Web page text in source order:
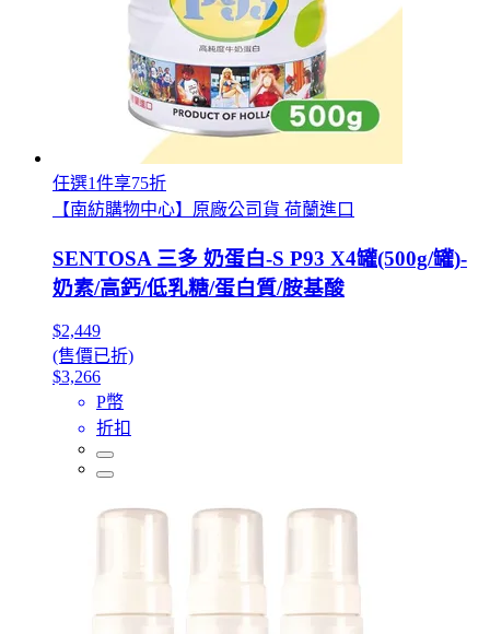
任選1件享75折
【南紡購物中心】原廠公司貨 荷蘭進口
SENTOSA 三多 奶蛋白-S P93 X4罐(500g/罐)-
奶素/高鈣/低乳糖/蛋白質/胺基酸
$2,449
(售價已折)
$3,266
P幣
折扣